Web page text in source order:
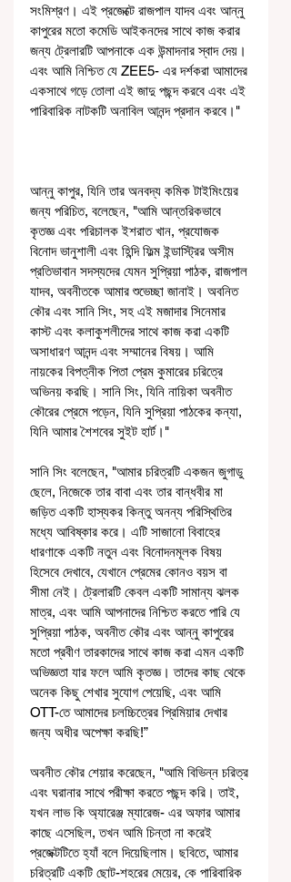
সংমিশ্রণ। এই প্রজেক্টে রাজপাল যাদব এবং আন্নু
কাপুরের মতো কমেডি আইকনদের সাথে কাজ করার
জন্য ট্রেলারটি আপনাকে এক উন্মাদনার স্বাদ দেয়।
এবং আমি নিশ্চিত যে ZEE5- এর দর্শকরা আমাদের
একসাথে গড়ে তোলা এই জাদু পছন্দ করবে এবং এই
পারিবারিক নাটকটি অনাবিল আনন্দ প্রদান করবে।"
আন্নু কাপুর, যিনি তার অনবদ্য কমিক টাইমিংয়ের
জন্য পরিচিত, বলেছেন, "আমি আন্তরিকভাবে
কৃতজ্ঞ এবং পরিচালক ইশরাত খান, প্রযোজক
বিনোদ ভানুশালী এবং হিন্দি ফিল্ম ইন্ডাস্ট্রির অসীম
প্রতিভাবান সদস্যদের যেমন সুপ্রিয়া পাঠক, রাজপাল
যাদব, অবনীতকে আমার শুভেচ্ছা জানাই। অবনিত
কৌর এবং সানি সিং, সহ এই মজাদার সিনেমার
কাস্ট এবং কলাকুশলীদের সাথে কাজ করা একটি
অসাধারণ আনন্দ এবং সম্মানের বিষয়। আমি
নায়কের বিপত্নীক পিতা প্রেম কুমারের চরিত্রে
অভিনয় করছি। সানি সিং, যিনি নায়িকা অবনীত
কৌরের প্রেমে পড়েন, যিনি সুপ্রিয়া পাঠকের কন্যা,
যিনি আমার শৈশবের সুইট হার্ট।"
সানি সিং বলেছেন, "আমার চরিত্রটি একজন জুগাডু
ছেলে, নিজেকে তার বাবা এবং তার বান্ধবীর মা
জড়িত একটি হাস্যকর কিন্তু অনন্য পরিস্থিতির
মধ্যে আবিষ্কার করে। এটি সাজানো বিবাহের
ধারণাকে একটি নতুন এবং বিনোদনমূলক বিষয়
হিসেবে দেখাবে, যেখানে প্রেমের কোনও বয়স বা
সীমা নেই। ট্রেলারটি কেবল একটি সামান্য ঝলক
মাত্র, এবং আমি আপনাদের নিশ্চিত করতে পারি যে
সুপ্রিয়া পাঠক, অবনীত কৌর এবং আন্নু কাপুরের
মতো প্রবীণ তারকাদের সাথে কাজ করা এমন একটি
অভিজ্ঞতা যার ফলে আমি কৃতজ্ঞ। তাদের কাছ থেকে
অনেক কিছু শেখার সুযোগ পেয়েছি, এবং আমি
OTT-তে আমাদের চলচ্চিত্রের প্রিমিয়ার দেখার
জন্য অধীর অপেক্ষা করছি!”
অবনীত কৌর শেয়ার করেছেন, "আমি বিভিন্ন চরিত্র
এবং ঘরানার সাথে পরীক্ষা করতে পছন্দ করি। তাই,
যখন লাভ কি অ্যারেঞ্জ ম্যারেজ- এর অফার আমার
কাছে এসেছিল, তখন আমি চিন্তা না করেই
প্রজেক্টটিতে হ্যাঁ বলে দিয়েছিলাম। ছবিতে, আমার
চরিত্রটি একটি ছোট-শহরের মেয়ের, কে পারিবারিক